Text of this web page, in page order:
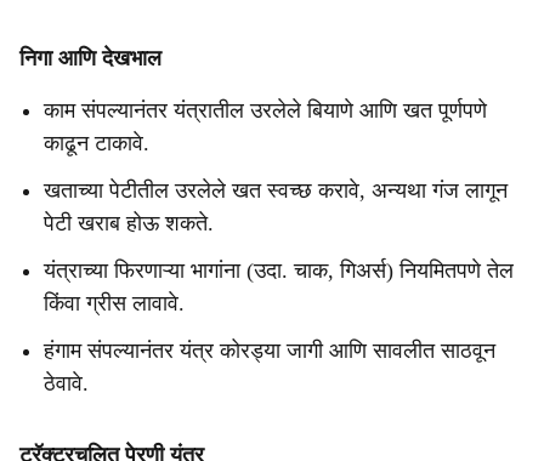
निगा आणि देखभाल
काम संपल्यानंतर यंत्रातील उरलेले बियाणे आणि खत पूर्णपणे
काढून टाकावे.
खताच्या पेटीतील उरलेले खत स्वच्छ करावे, अन्यथा गंज लागून
पेटी खराब होऊ शकते.
यंत्राच्या फिरणाऱ्या भागांना (उदा. चाक, गिअर्स) नियमितपणे तेल
किंवा ग्रीस लावावे.
हंगाम संपल्यानंतर यंत्र कोरड्या जागी आणि सावलीत साठवून
ठेवावे.
ट्रॅक्टरचलित पेरणी यंत्र